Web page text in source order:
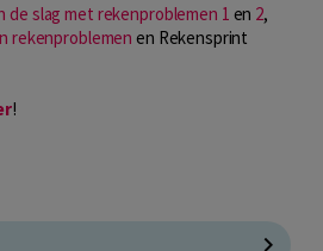
de slag met rekenproblemen 1 en 2,
rekenproblemen en Rekensprint
!